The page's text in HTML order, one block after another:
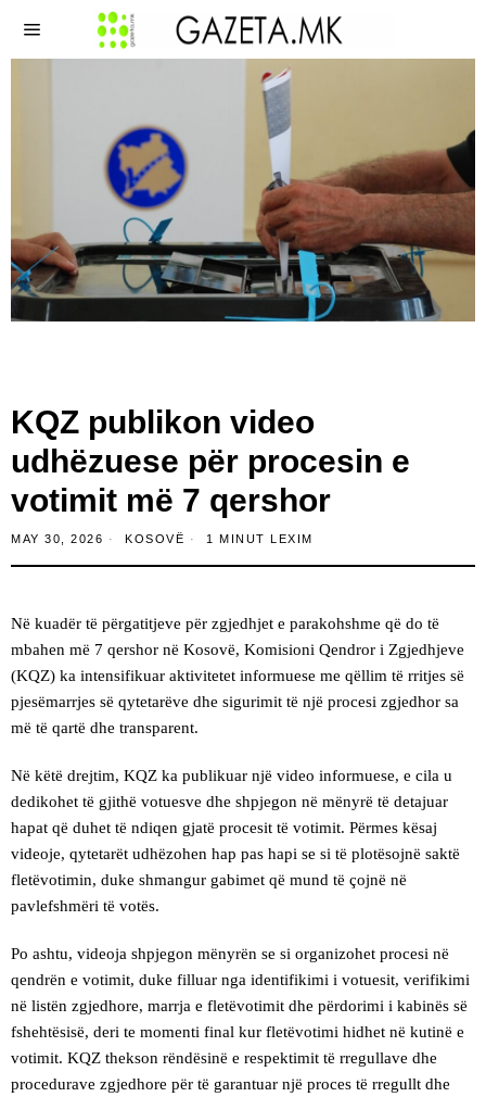
KQZ publikon video
udhëzuese për procesin e
votimit më 7 qershor
MAY 30, 2026 KOSOVË 1 MINUT LEXIM
Në kuadër të përgatitjeve për zgjedhjet e parakohshme që do të
mbahen më 7 qershor në Kosovë, Komisioni Qendror i Zgjedhjeve
(KQZ) ka intensifikuar aktivitetet informuese me qëllim të rritjes së
pjesëmarrjes së qytetarëve dhe sigurimit të një procesi zgjedhor sa
më të qartë dhe transparent.
Në këtë drejtim, KQZ ka publikuar një video informuese, e cila u
dedikohet të gjithë votuesve dhe shpjegon në mënyrë të detajuar
hapat që duhet të ndiqen gjatë procesit të votimit. Përmes kësaj
videoje, qytetarët udhëzohen hap pas hapi se si të plotësojnë saktë
fletëvotimin, duke shmangur gabimet që mund të çojnë në
pavlefshmëri të votës.
Po ashtu, videoja shpjegon mënyrën se si organizohet procesi në
qendrën e votimit, duke filluar nga identifikimi i votuesit, verifikimi
në listën zgjedhore, marrja e fletëvotimit dhe përdorimi i kabinës së
fshehtësisë, deri te momenti final kur fletëvotimi hidhet në kutinë e
votimit. KQZ thekson rëndësinë e respektimit të rregullave dhe
procedurave zgjedhore për të garantuar një proces të rregullt dhe